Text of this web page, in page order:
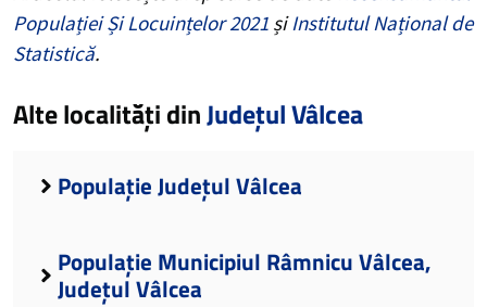
Populației Și Locuințelor 2021 șiInstitutul Național de
Statistică.
Alte localități dinJudețul Vâlcea
Populație Județul Vâlcea
Populație Municipiul Râmnicu Vâlcea,
Județul Vâlcea